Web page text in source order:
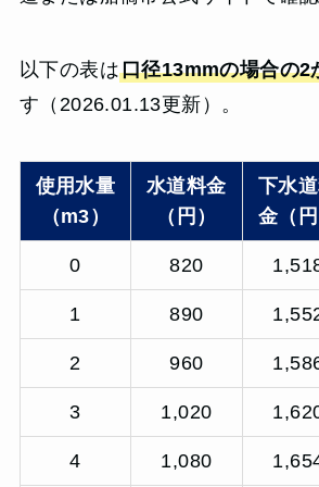
以下の表は口径13mmの場合の2
す（2026.01.13更新）。
使用水量
（m3）
水道料金
（円）
下水
金（円
0 820
1 890
2 960
3 1,020
4 1,080